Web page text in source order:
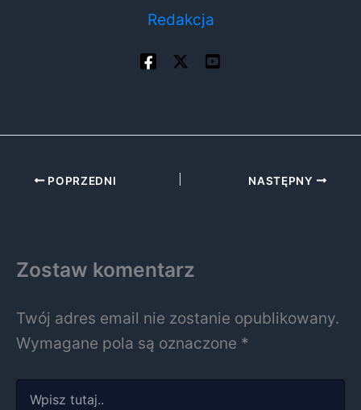
Redakcja
POPRZEDNI NASTĘPNY
Zostaw komentarz
Twój adres email nie zostanie opublikowany.
Wymagane pola są oznaczone *
tutaj..